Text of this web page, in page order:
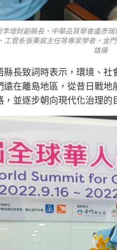
增財副縣長、中華品質學會盧彥
工管系張秉宸主任等專家學者，金
雄攝
長致詞時表示，環境、
遠在離島地區，從昔日戰
並逐步朝向現代化治理